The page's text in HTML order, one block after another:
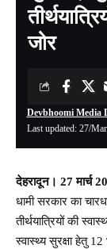
जोर
Last updated: 27/
Devbhoomi Media
देहरादून। 27 मार्च
धामी सरकार का
तीर्थयात्रियों की
स्वास्थ्य सुरक्षा हेतु